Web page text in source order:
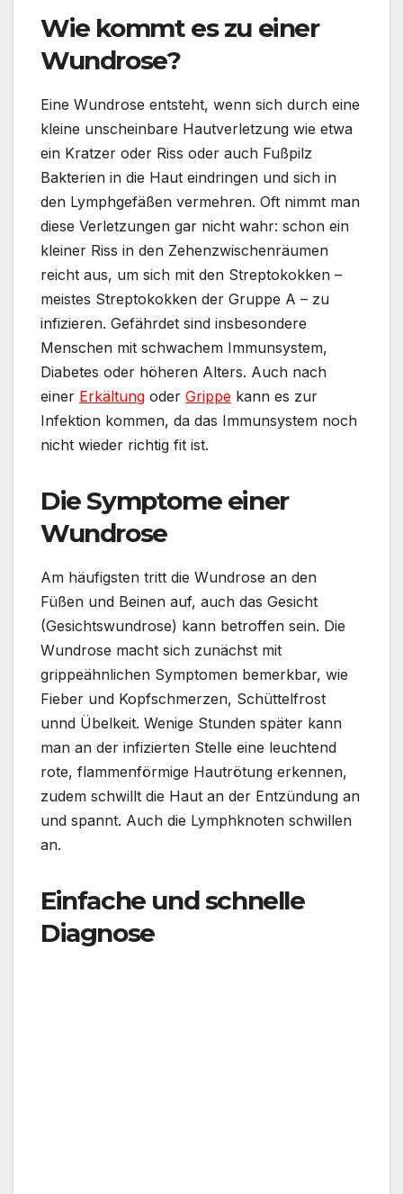
Wie kommt es zu einer
Wundrose?
Eine Wundrose entsteht, wenn sich durch eine
kleine unscheinbare Hautverletzung wie etwa
ein Kratzer oder Riss oder auch Fußpilz
Bakterien in die Haut eindringen und sich in
den Lymphgefäßen vermehren. Oft nimmt man
diese Verletzungen gar nicht wahr: schon ein
kleiner Riss in den Zehenzwischenräumen
reicht aus, um sich mit den Streptokokken –
meistes Streptokokken der Gruppe A – zu
infizieren. Gefährdet sind insbesondere
Menschen mit schwachem Immunsystem,
Diabetes oder höheren Alters. Auch nach
einer Erkältung oder Grippe kann es zur
Infektion kommen, da das Immunsystem noch
nicht wieder richtig fit ist.
Die Symptome einer
Wundrose
Am häufigsten tritt die Wundrose an den
Füßen und Beinen auf, auch das Gesicht
(Gesichtswundrose) kann betroffen sein. Die
Wundrose macht sich zunächst mit
grippeähnlichen Symptomen bemerkbar, wie
Fieber und Kopfschmerzen, Schüttelfrost
unnd Übelkeit. Wenige Stunden später kann
man an der infizierten Stelle eine leuchtend
rote, flammenförmige Hautrötung erkennen,
zudem schwillt die Haut an der Entzündung an
und spannt. Auch die Lymphknoten schwillen
an.
Einfache und schnelle
Diagnose